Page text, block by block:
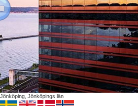
Jönköping, Jönköpings län